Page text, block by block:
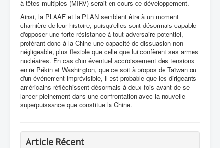
à têtes multiples (MIRV) serait en cours de développement.
Ainsi, la PLAAF et la PLAN semblent être à un moment
charnière de leur histoire, puisqu'elles sont désormais capable
d'opposer une forte résistance à tout adversaire potentiel,
proférant donc à la Chine une capacité de dissuasion non
négligeable, plus flexible que celle que lui confèrent ses armes
nucléaires. En cas d'un éventuel accroissement des tensions
entre Pékin et Washington, que ce soit à propos de Taïwan ou
d'un événement imprévisible, il est probable que les dirigeants
américains réfléchissent désormais à deux fois avant de se
lancer pleinement dans une confrontation avec la nouvelle
superpuissance que constitue la Chine.
Article Récent